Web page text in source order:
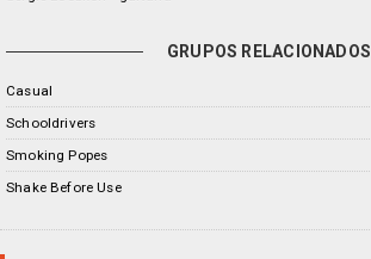
GRUPOS RELACIONADOS
Casual
Schooldrivers
Smoking Popes
Shake Before Use